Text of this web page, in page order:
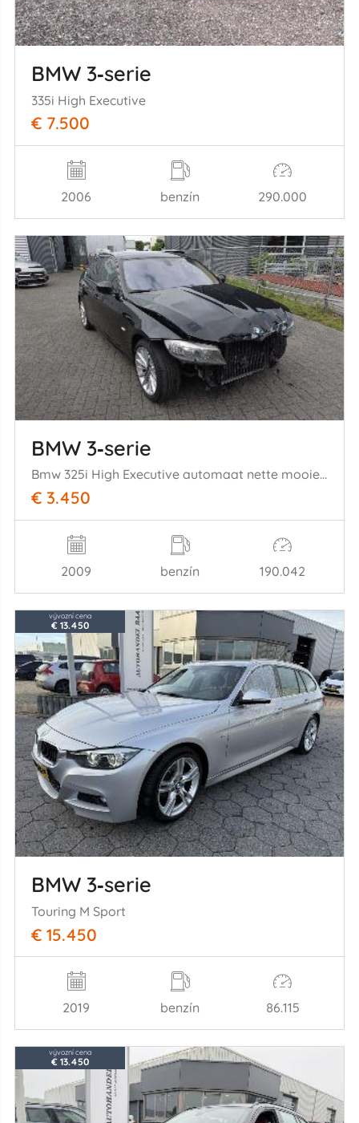
BMW 3‑serie
335i High Executive
€ 7.500
2006 benzín 290.000
BMW 3‑serie
Bmw 325i High Executive automaat nette mooie auto!
€ 3.450
2009 benzín 190.042
vývozní cena
€ 13.450
BMW 3‑serie
Touring M Sport
€ 15.450
2019 benzín 86.115
vývozní cena
€ 13.450